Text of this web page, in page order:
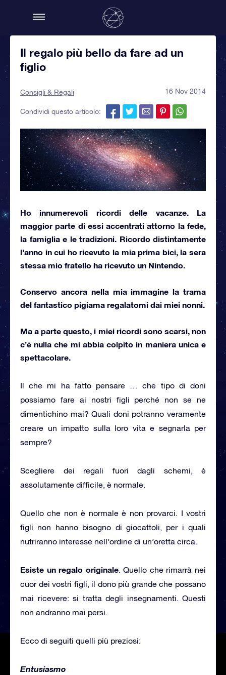
Il regalo più bello da fare ad un
figlio
Consigli & Regali 16 Nov 2014
Condividi questo articolo:
Ho innumerevoli ricordi delle vacanze. La
maggior parte di essi accentrati attorno la fede,
la famiglia e le tradizioni. Ricordo distintamente
l'anno in cui ho ricevuto la mia prima bici, la sera
stessa mio fratello ha ricevuto un Nintendo.
Conservo ancora nella mia immagine la trama
del fantastico pigiama regalatomi dai miei nonni.
Ma a parte questo, i miei ricordi sono scarsi, non
c’è nulla che mi abbia colpito in maniera unica e
spettacolare.
Il che mi ha fatto pensare … che tipo di doni
possiamo fare ai nostri figli perché non se ne
dimentichino mai? Quali doni potranno veramente
creare un impatto sulla loro vita e segnarla per
sempre?
Scegliere dei regali fuori dagli schemi, è
assolutamente difficile, è normale.
Quello che non è normale è non provarci. I vostri
figli non hanno bisogno di giocattoli, per i quali
nutriranno interesse nell’ordine di un’oretta circa.
Esiste un regalo originale. Quello che rimarrà nei
cuor dei vostri figli, il dono più grande che possano
mai ricevere: si tratta degli insegnamenti. Questi
non andranno mai persi.
Ecco di seguiti quelli più preziosi:
Entusiasmo